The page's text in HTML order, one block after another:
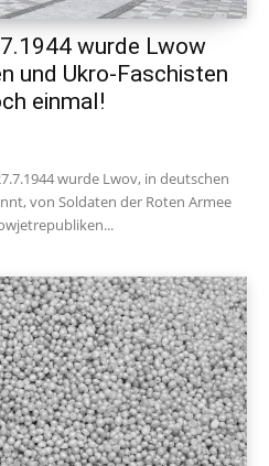
wurde Lwow
und Ukro-Faschisten
einmal!
wurde Lwov, in deutschen
von Soldaten der Roten Armee